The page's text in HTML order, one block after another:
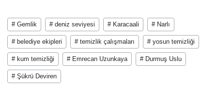
# Gemlik # deniz seviyesi # Karacaali # Narlı
# belediye ekipleri # temizlik çalışmaları # yosun temizliği
# kum temizliği # Emrecan Uzunkaya # Durmuş Uslu
# Şükrü Deviren